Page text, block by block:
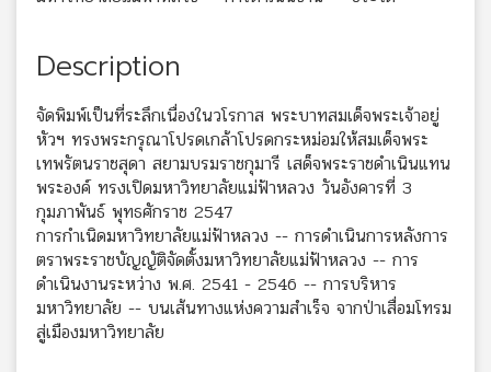
Description
จัดพิมพ์เป็นที่ระลึกเนื่องในวโรกาส พระบาทสมเด็จพระเจ้าอยู่
หัวฯ ทรงพระกรุณาโปรดเกล้าโปรดกระหม่อมให้สมเด็จพระ
เทพรัตนราชสุดา สยามบรมราชกุมารี เสด็จพระราชดำเนินแทน
พระองค์ ทรงเปิดมหาวิทยาลัยแม่ฟ้าหลวง วันอังคารที่ 3
กุมภาพันธ์ พุทธศักราช 2547
การกำเนิดมหาวิทยาลัยแม่ฟ้าหลวง -- การดำเนินการหลังการ
ตราพระราชบัญญัติจัดตั้งมหาวิทยาลัยแม่ฟ้าหลวง -- การ
ดำเนินงานระหว่าง พ.ศ. 2541 - 2546 -- การบริหาร
มหาวิทยาลัย -- บนเส้นทางแห่งความสำเร็จ จากป่าเสื่อมโทรม
สู่เมืองมหาวิทยาลัย